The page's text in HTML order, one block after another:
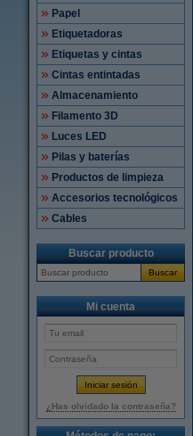
Papel
Etiquetadoras
Etiquetas y cintas
Cintas entintadas
Almacenamiento
Filamento 3D
Luces LED
Pilas y baterías
Productos de limpieza
Accesorios tecnológicos
Cables
Buscar producto
Buscar
Mi cuenta
¿Has olvidado la contraseña?